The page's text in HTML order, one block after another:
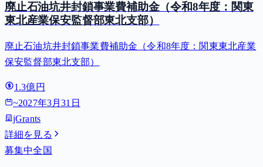
廃止石油坑井封鎖事業費補助金（令和8年度：関東
東北産業保安監督部東北支部）
廃止石油坑井封鎖事業費補助金（令和8年度：関東東北産業
保安監督部東北支部）
1.3億円
~2027年3月31日
jGrants
詳細を見る
募集中全国